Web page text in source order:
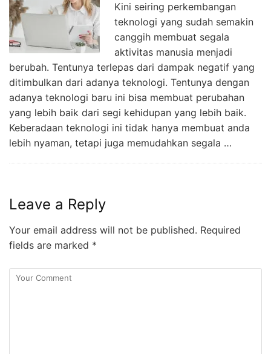
Kini seiring perkembangan
teknologi yang sudah semakin
canggih membuat segala
aktivitas manusia menjadi
berubah. Tentunya terlepas dari dampak negatif yang
ditimbulkan dari adanya teknologi. Tentunya dengan
adanya teknologi baru ini bisa membuat perubahan
yang lebih baik dari segi kehidupan yang lebih baik.
Keberadaan teknologi ini tidak hanya membuat anda
lebih nyaman, tetapi juga memudahkan segala …
Leave a Reply
Your email address will not be published. Required
fields are marked *